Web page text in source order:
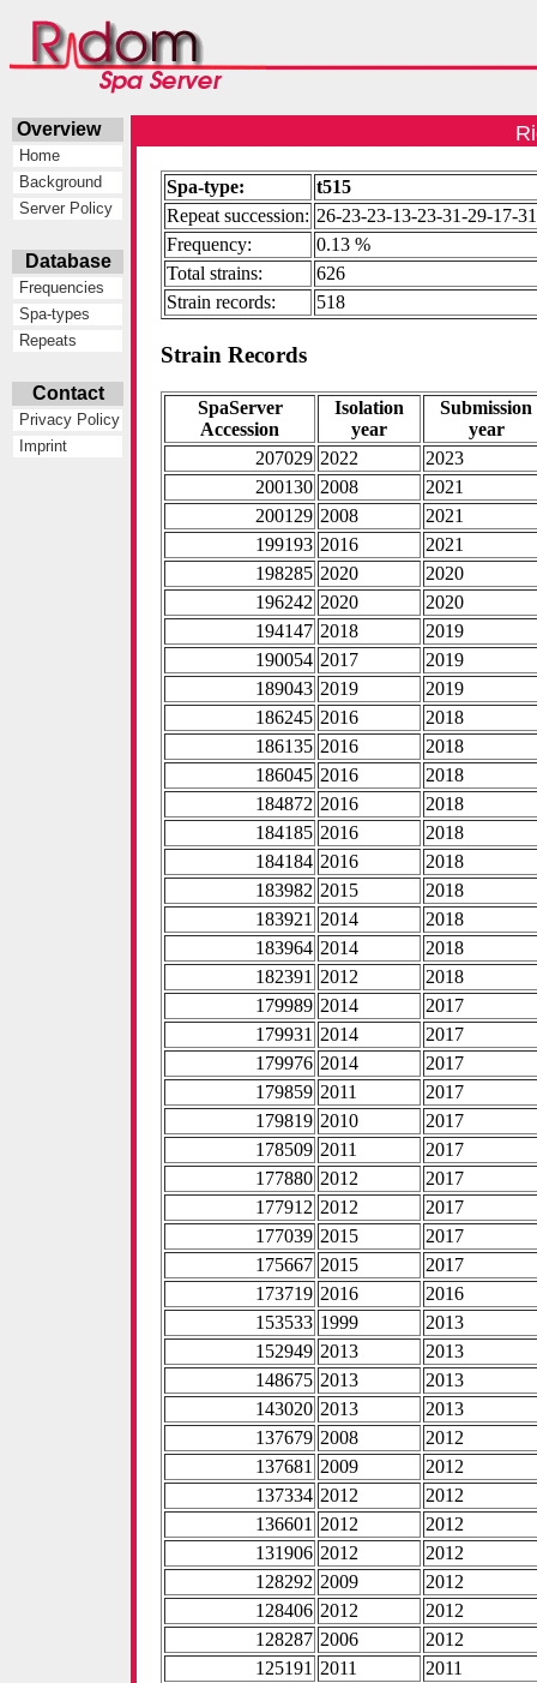
Overview
Home
Background
Server Policy
Database
Frequencies
Spa-types
Repeats
Contact
Privacy Policy
Imprint
Spa-type:
t515
Repeat succession: 26-23-23-13-23-31-29-17-
Frequency:
0.13 %
Total strains:
626
Strain records:
518
Strain Records
SpaServer
Accession
Isolation
year
Submission
year
207029 2022
2023
200130 2008
2021
200129 2008
2021
199193 2016
2021
198285 2020
2020
196242 2020
2020
194147 2018
2019
190054 2017
2019
189043 2019
2019
186245 2016
2018
186135 2016
2018
186045 2016
2018
184872 2016
2018
184185 2016
2018
184184 2016
2018
183982 2015
2018
183921 2014
2018
183964 2014
2018
182391 2012
2018
179989 2014
2017
179931 2014
2017
179976 2014
2017
179859 2011
2017
179819 2010
2017
178509 2011
2017
177880 2012
2017
177912 2012
2017
177039 2015
2017
175667 2015
2017
173719 2016
2016
153533 1999
2013
152949 2013
2013
148675 2013
2013
143020 2013
2013
137679 2008
2012
137681 2009
2012
137334 2012
2012
136601 2012
2012
131906 2012
2012
128292 2009
2012
128406 2012
2012
128287 2006
2012
125191 2011
2011